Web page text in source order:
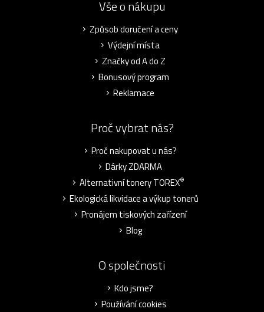
Vše o nákupu
Způsob doručení a ceny
Výdejní místa
Značky od A do Z
Bonusový program
Reklamace
Proč vybrat nás?
Proč nakupovat u nás?
Dárky ZDARMA
Alternativní tonery TOREX®
Ekologická likvidace a výkup tonerů
Pronájem tiskových zařízení
Blog
O společnosti
Kdo jsme?
Používání cookies